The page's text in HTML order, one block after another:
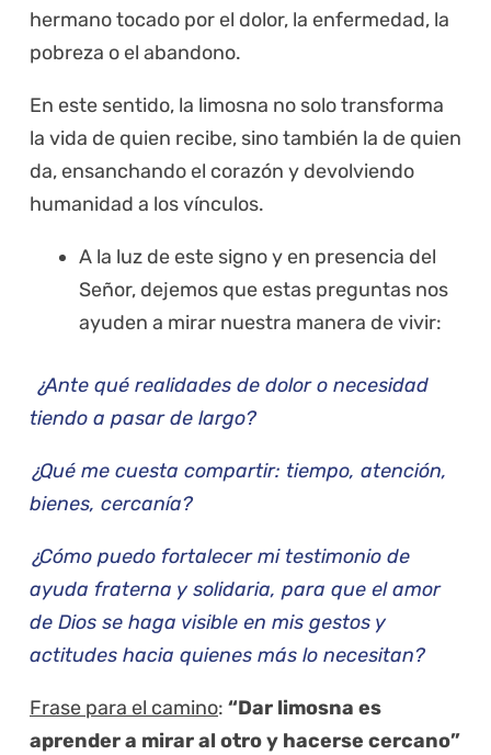
hermano tocado por el dolor, la enfermedad, la
pobreza o el abandono.
En este sentido, la limosna no solo transforma
la vida de quien recibe, sino también la de quien
da, ensanchando el corazón y devolviendo
humanidad a los vínculos.
A la luz de este signo y en presencia del
Señor, dejemos que estas preguntas nos
ayuden a mirar nuestra manera de vivir:
¿Ante qué realidades de dolor o necesidad
tiendo a pasar de largo?
¿Qué me cuesta compartir: tiempo, atención,
bienes, cercanía?
¿Cómo puedo fortalecer mi testimonio de
ayuda fraterna y solidaria, para que el amor
de Dios se haga visible en mis gestos y
actitudes hacia quienes más lo necesitan?
Frase para el camino: “Dar limosna es
aprender a mirar al otro y hacerse cercano”